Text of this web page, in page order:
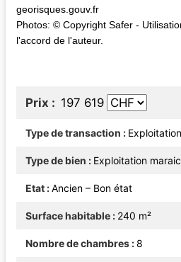
georisques.gouv.fr
Photos: © Copyright Safer -
l'accord de l'auteur.
Prix 197 619
Type de transaction
Type de bien Exploitation
Etat Ancien – Bon état
Surface habitable 240 m²
Nombre de chambres 8